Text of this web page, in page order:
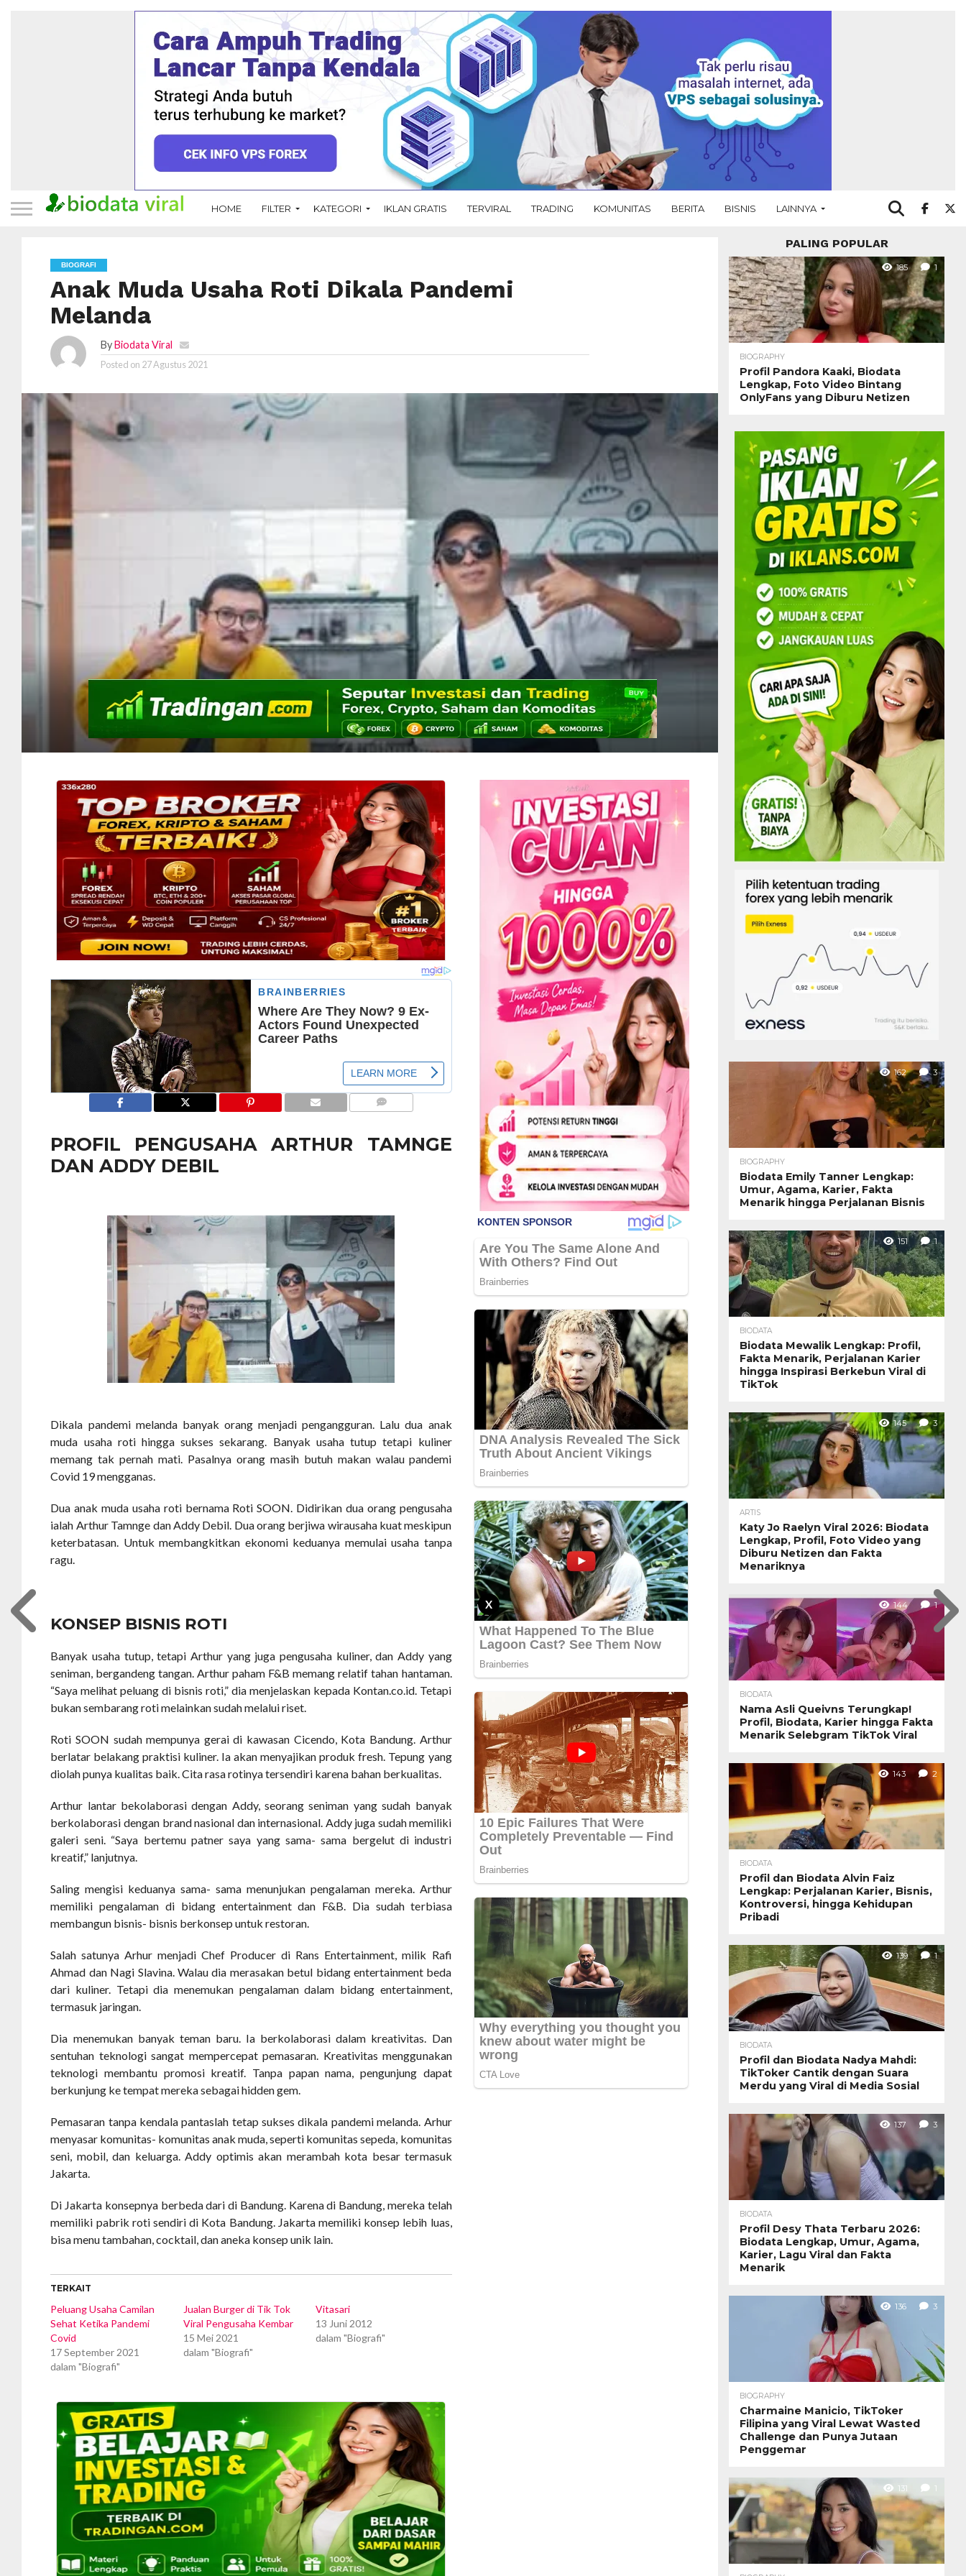
X
HOME FILTER KATEGORI IKLAN GRATIS TERVIRAL TRADING KOMUNITAS BERITA BISNIS LAINNYA
BIOGRAFI
Anak Muda Usaha Roti Dikala Pandemi
Melanda
By Biodata Viral
Posted on 27 Agustus 2021
PROFIL PENGUSAHA ARTHUR TAMNGE
DAN ADDY DEBIL
Dikala pandemi melanda banyak orang menjadi pengangguran. Lalu dua anak
muda usaha roti hingga sukses sekarang. Banyak usaha tutup tetapi kuliner
memang tak pernah mati. Pasalnya orang masih butuh makan walau pandemi
Covid 19 mengganas.
Dua anak muda usaha roti bernama Roti SOON. Didirikan dua orang pengusaha
ialah Arthur Tamnge dan Addy Debil. Dua orang berjiwa wirausaha kuat meskipun
keterbatasan. Untuk membangkitkan ekonomi keduanya memulai usaha tanpa
ragu.
KONSEP BISNIS ROTI
Banyak usaha tutup, tetapi Arthur yang juga pengusaha kuliner, dan Addy yang
seniman, bergandeng tangan. Arthur paham F&B memang relatif tahan hantaman.
“Saya melihat peluang di bisnis roti,” dia menjelaskan kepada Kontan.co.id. Tetapi
bukan sembarang roti melainkan sudah melalui riset.
Roti SOON sudah mempunya gerai di kawasan Cicendo, Kota Bandung. Arthur
berlatar belakang praktisi kuliner. Ia akan menyajikan produk fresh. Tepung yang
diolah punya kualitas baik. Cita rasa rotinya tersendiri karena bahan berkualitas.
Arthur lantar bekolaborasi dengan Addy, seorang seniman yang sudah banyak
berkolaborasi dengan brand nasional dan internasional. Addy juga sudah memiliki
galeri seni. “Saya bertemu patner saya yang sama- sama bergelut di industri
kreatif,” lanjutnya.
Saling mengisi keduanya sama- sama menunjukan pengalaman mereka. Arthur
memiliki pengalaman di bidang entertainment dan F&B. Dia sudah terbiasa
membangun bisnis- bisnis berkonsep untuk restoran.
Salah satunya Arhur menjadi Chef Producer di Rans Entertainment, milik Rafi
Ahmad dan Nagi Slavina. Walau dia merasakan betul bidang entertainment beda
dari kuliner. Tetapi dia menemukan pengalaman dalam bidang entertainment,
termasuk jaringan.
Dia menemukan banyak teman baru. Ia berkolaborasi dalam kreativitas. Dan
sentuhan teknologi sangat mempercepat pemasaran. Kreativitas menggunakan
teknologi membantu promosi kreatif. Tanpa papan nama, pengunjung dapat
berkunjung ke tempat mereka sebagai hidden gem.
Pemasaran tanpa kendala pantaslah tetap sukses dikala pandemi melanda. Arhur
menyasar komunitas- komunitas anak muda, seperti komunitas sepeda, komunitas
seni, mobil, dan keluarga. Addy optimis akan merambah kota besar termasuk
Jakarta.
Di Jakarta konsepnya berbeda dari di Bandung. Karena di Bandung, mereka telah
memiliki pabrik roti sendiri di Kota Bandung. Jakarta memiliki konsep lebih luas,
bisa menu tambahan, cocktail, dan aneka konsep unik lain.
TERKAIT
Peluang Usaha Camilan
Sehat Ketika Pandemi
Covid
17 September 2021
dalam "Biografi"
Jualan Burger di Tik Tok
Viral Pengusaha Kembar
15 Mei 2021
dalam "Biografi"
Vitasari
13 Juni 2012
dalam "Biografi"
PALING POPULAR
185 1
BIOGRAPHY
Profil Pandora Kaaki, Biodata
Lengkap, Foto Video Bintang
OnlyFans yang Diburu Netizen
162 3
BIOGRAPHY
Biodata Emily Tanner Lengkap:
Umur, Agama, Karier, Fakta
Menarik hingga Perjalanan Bisnis
151 1
BIODATA
Biodata Mewalik Lengkap: Profil,
Fakta Menarik, Perjalanan Karier
hingga Inspirasi Berkebun Viral di
TikTok
145 3
ARTIS
Katy Jo Raelyn Viral 2026: Biodata
Lengkap, Profil, Foto Video yang
Diburu Netizen dan Fakta
Menariknya
144 1
BIODATA
Nama Asli Queivns Terungkap!
Profil, Biodata, Karier hingga Fakta
Menarik Selebgram TikTok Viral
143 2
BIODATA
Profil dan Biodata Alvin Faiz
Lengkap: Perjalanan Karier, Bisnis,
Kontroversi, hingga Kehidupan
Pribadi
139 1
BIODATA
Profil dan Biodata Nadya Mahdi:
TikToker Cantik dengan Suara
Merdu yang Viral di Media Sosial
137 3
BIODATA
Profil Desy Thata Terbaru 2026:
Biodata Lengkap, Umur, Agama,
Karier, Lagu Viral dan Fakta
Menarik
136 3
BIOGRAPHY
Charmaine Manicio, TikToker
Filipina yang Viral Lewat Wasted
Challenge dan Punya Jutaan
Penggemar
131 1